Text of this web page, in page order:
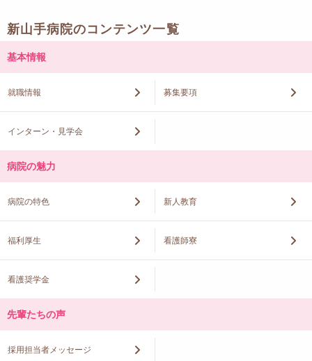
新山手病院のコンテンツ一覧
基本情報
就職情報 募集要項
インターン・見学会
病院の魅力
病院の特色 新人教育
福利厚生 看護師寮
看護奨学金
先輩たちの声
採用担当者メッセージ